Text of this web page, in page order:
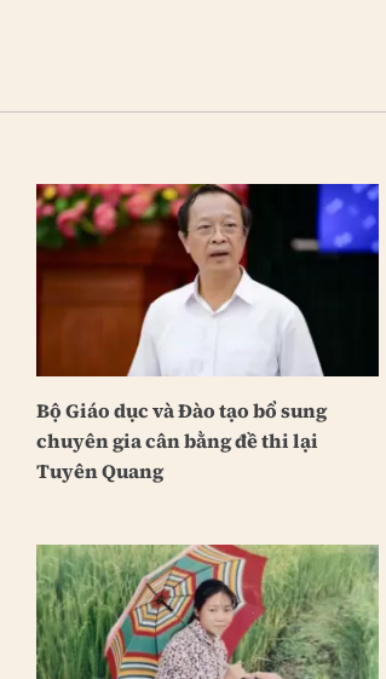
Bộ Giáo dục và Đào tạo bổ sung
chuyên gia cân bằng đề thi lại
Tuyên Quang